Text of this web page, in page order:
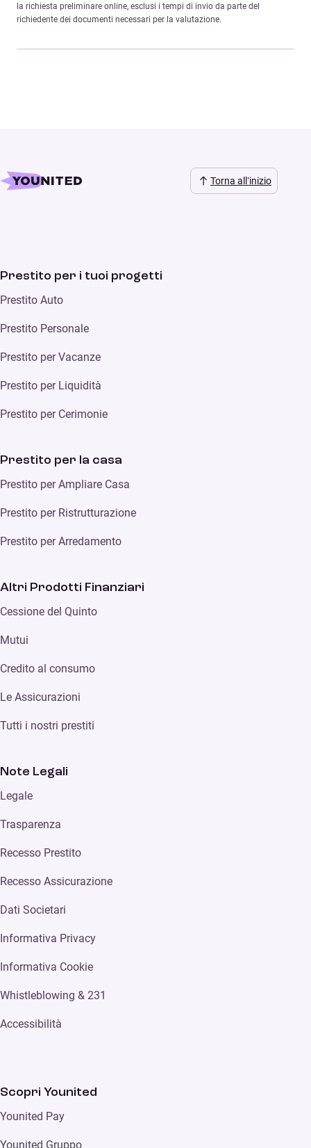
la richiesta preliminare online, esclusi i tempi di invio da parte del
richiedente dei documenti necessari per la valutazione.
Torna all’inizio
Prestito per i tuoi progetti
Prestito Auto
Prestito Personale
Prestito per Vacanze
Prestito per Liquidità
Prestito per Cerimonie
Prestito per la casa
Prestito per Ampliare Casa
Prestito per Ristrutturazione
Prestito per Arredamento
Altri Prodotti Finanziari
Cessione del Quinto
Mutui
Credito al consumo
Le Assicurazioni
Tutti i nostri prestiti
Note Legali
Legale
Trasparenza
Recesso Prestito
Recesso Assicurazione
Dati Societari
Informativa Privacy
Informativa Cookie
Whistleblowing & 231
Accessibilità
Scopri Younited
Younited Pay
Younited Gruppo